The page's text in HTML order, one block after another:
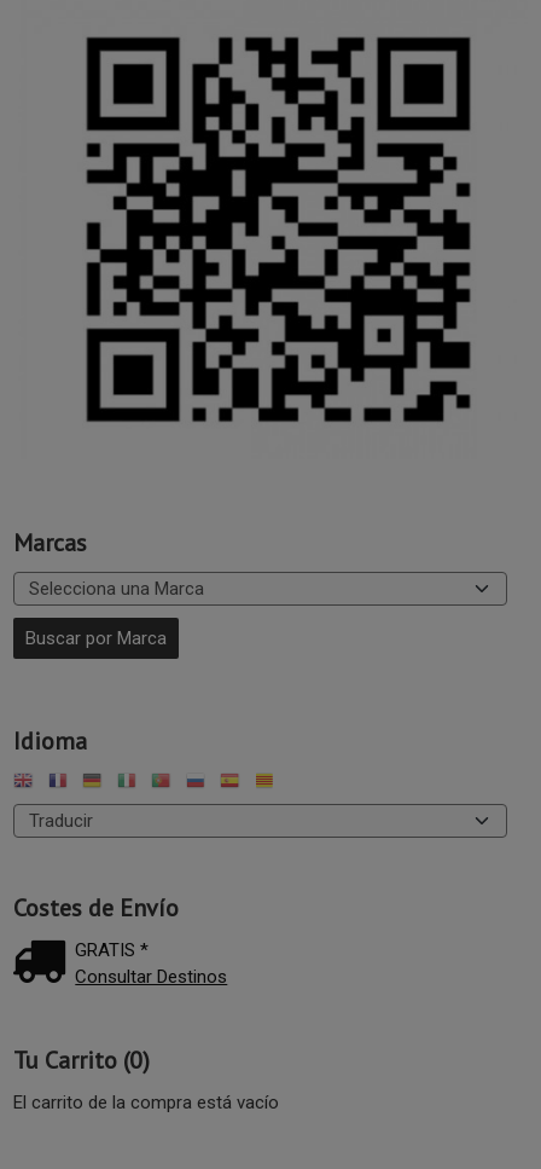
Marcas
Idioma
Costes de Envío
GRATIS *
Consultar Destinos
Tu Carrito (0)
El carrito de la compra está vacío